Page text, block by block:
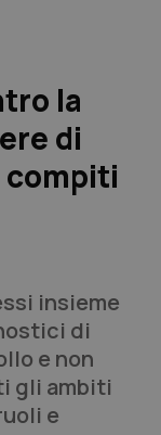
la
di
compiti
insieme
di
e non
gli ambiti
e